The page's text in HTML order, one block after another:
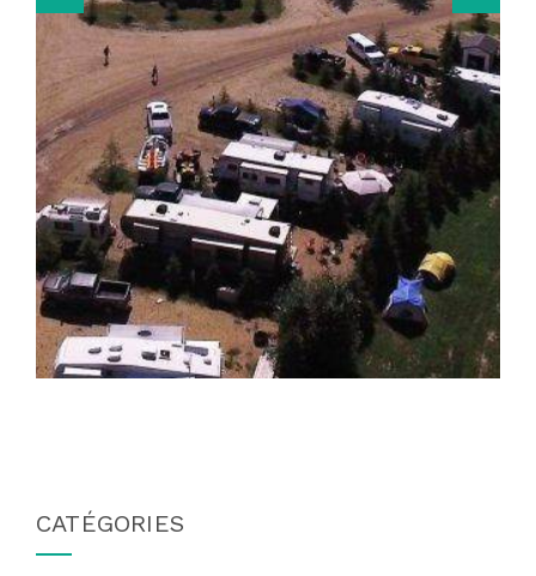
CATÉGORIES